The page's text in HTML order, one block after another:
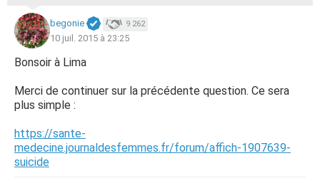
begonie 9 262
10 juil. 2015 à 23:25
Bonsoir à Lima
Merci de continuer sur la précédente question. Ce sera
plus simple :
https://sante-
medecine.journaldesfemmes.fr/forum/affich-1907639-
suicide